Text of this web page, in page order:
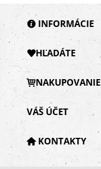
INFORMÁCIE
HĽADÁTE
NAKUPOVANIE
VÁŠ ÚČET
KONTAKTY